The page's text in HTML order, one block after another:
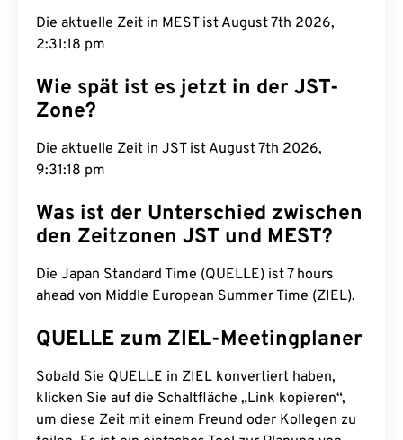
Die aktuelle Zeit in MEST ist August 7th 2026,
2:31:19 pm
Wie spät ist es jetzt in der JST-
Zone?
Die aktuelle Zeit in JST ist August 7th 2026,
9:31:19 pm
Was ist der Unterschied zwischen
den Zeitzonen JST und MEST?
Die Japan Standard Time (QUELLE) ist 7 hours
ahead von Middle European Summer Time (ZIEL).
QUELLE zum ZIEL-Meetingplaner
Sobald Sie QUELLE in ZIEL konvertiert haben,
klicken Sie auf die Schaltfläche „Link kopieren“,
um diese Zeit mit einem Freund oder Kollegen zu